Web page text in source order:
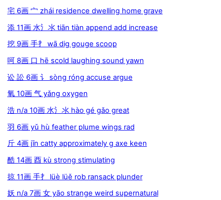
宅 6画 宀 zhái residence dwelling home grave
添 11画 水氵氺 tiān tiàn append add increase
挖 9画 手扌 wā dig gouge scoop
呵 8画 口 hē scold laughing sound yawn
讼 訟 6画 讠 sòng róng accuse argue
氧 10画 气 yǎng oxygen
浩 n/a 10画 水氵氺 hào gé gǎo great
羽 6画 yǔ hù feather plume wings rad
斤 4画 jīn catty approximately g axe keen
酷 14画 酉 kù strong stimulating
掠 11画 手扌 lüè lüě rob ransack plunder
妖 n/a 7画 女 yāo strange weird supernatural